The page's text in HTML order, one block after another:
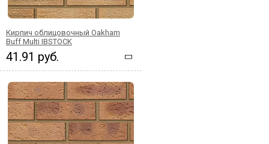
Кирпич облицовочный Oakham
Buff Multi IBSTOCK
41.91 руб.